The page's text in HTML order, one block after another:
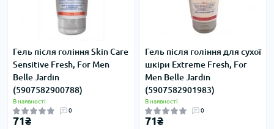
Гель після гоління Skin Care
Sensitive Fresh, For Men
Belle Jardin
(5907582900788)
В наявності
0
71₴
Гель після гоління для сухої
шкіри Extreme Fresh, For
Men Belle Jardin
(5907582901983)
В наявності
0
71₴